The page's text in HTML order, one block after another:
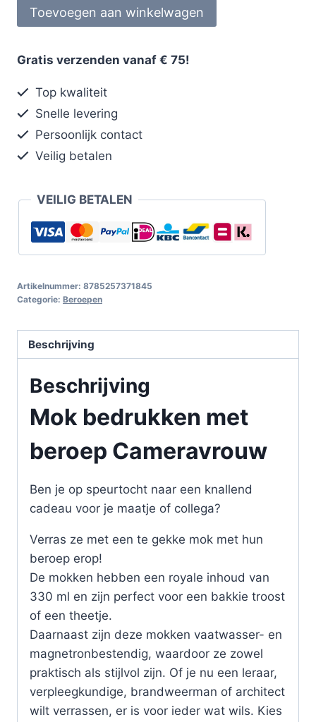
Toevoegen aan winkelwagen
Gratis verzenden vanaf € 75!
Top kwaliteit
Snelle levering
Persoonlijk contact
Veilig betalen
VEILIG BETALEN
Artikelnummer: 8785257371845
Categorie: Beroepen
Beschrijving
Beschrijving
Mok bedrukken met
beroep Cameravrouw
Ben je op speurtocht naar een knallend
cadeau voor je maatje of collega?
Verras ze met een te gekke mok met hun
beroep erop!
De mokken hebben een royale inhoud van
330 ml en zijn perfect voor een bakkie troost
of een theetje.
Daarnaast zijn deze mokken vaatwasser- en
magnetronbestendig, waardoor ze zowel
praktisch als stijlvol zijn. Of je nu een leraar,
verpleegkundige, brandweerman of architect
wilt verrassen, er is voor ieder wat wils. Kies